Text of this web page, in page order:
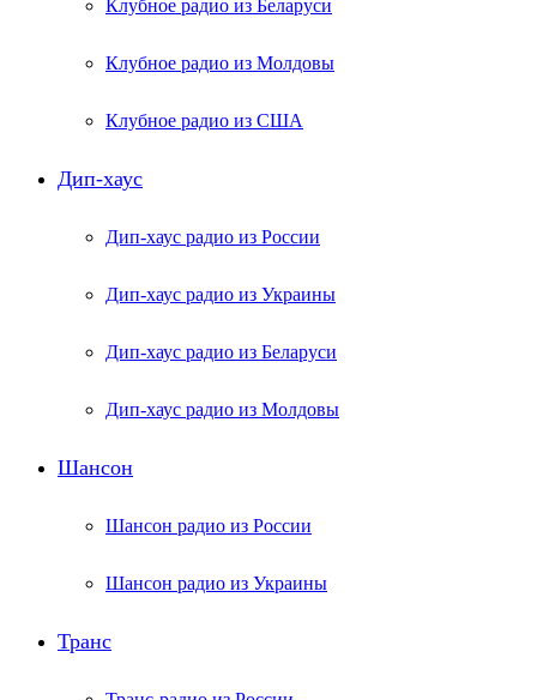
Клубное радио из Беларуси
Клубное радио из Молдовы
Клубное радио из США
Дип-хаус
Дип-хаус радио из России
Дип-хаус радио из Украины
Дип-хаус радио из Беларуси
Дип-хаус радио из Молдовы
Шансон
Шансон радио из России
Шансон радио из Украины
Транс